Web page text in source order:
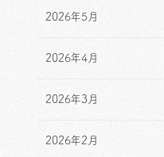
2026年5月
2026年4月
2026年3月
2026年2月